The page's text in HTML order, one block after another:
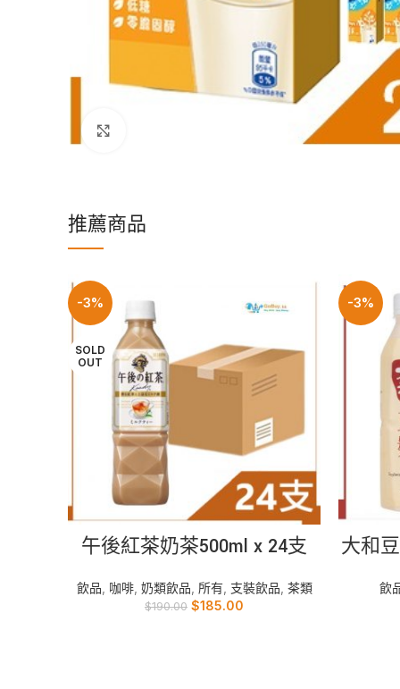
推薦商品
-3%
SOLD
OUT
READ MORE
午後紅茶奶茶500ml x 24支
飲品 咖啡, 奶類飲品 所有, 支裝飲品 茶類
$190.00 $185.00
-3%
大和
飲